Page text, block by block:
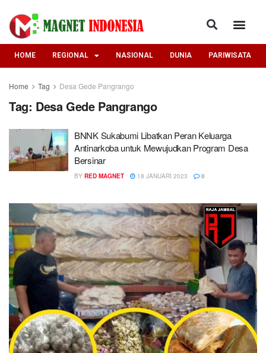
HOME REGIONAL NASIONAL DUNIA PARIWISATA
Home Tag Desa Gede Pangrango
Tag: Desa Gede Pangrango
BNNK Sukabumi Libatkan Peran Keluarga
Antinarkoba untuk Mewujudkan Program Desa
Bersinar
BY RED MAGNET 18 JANUARI 2023 0